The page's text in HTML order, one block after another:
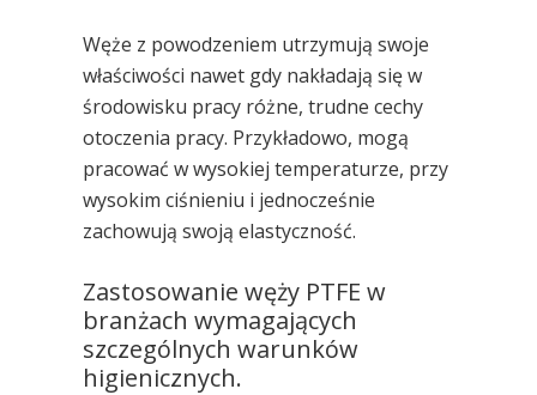
Węże z powodzeniem utrzymują swoje
właściwości nawet gdy nakładają się w
środowisku pracy różne, trudne cechy
otoczenia pracy. Przykładowo, mogą
pracować w wysokiej temperaturze, przy
wysokim ciśnieniu i jednocześnie
zachowują swoją elastyczność.
Zastosowanie węży PTFE w
branżach wymagających
szczególnych warunków
higienicznych.